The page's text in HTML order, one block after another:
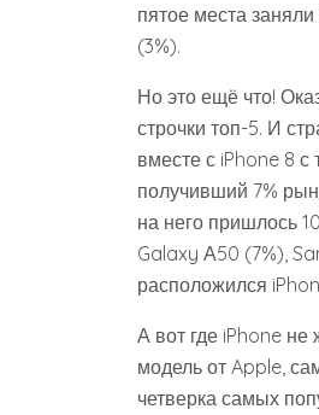
пятое места
(3%).
Но это ещё что!
строчки топ-5. И
вместе с iPhone 8 с
получивший 7%
на него пришлось
Galaxy А50 (7%),
расположился
А вот где iPhone
модель от Apple,
четверка самых